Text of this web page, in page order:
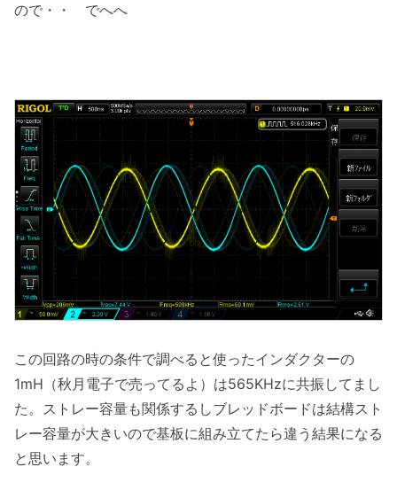
ので・・ でへへ
この回路の時の条件で調べると使ったインダクターの
1mH（秋月電子で売ってるよ）は565KHzに共振してまし
た。ストレー容量も関係するしブレッドボードは結構スト
レー容量が大きいので基板に組み立てたら違う結果になる
と思います。